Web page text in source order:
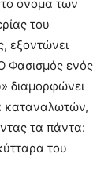
όνομα των
του
εξοντώνει
Φασισμός ενός
διαμορφώνει
καταναλωτών,
τα πάντα:
του